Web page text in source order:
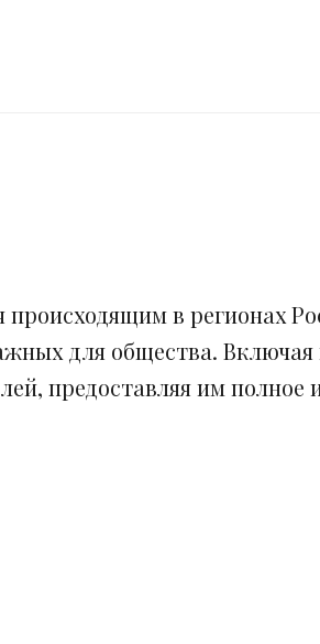
в регионах
для общества.
предоставляя им полное